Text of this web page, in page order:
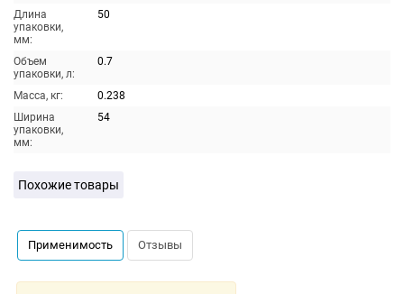
Длина
упаковки,
мм:
50
Объем
упаковки, л:
0.7
Масса, кг:
0.238
Ширина
упаковки,
мм:
54
Похожие товары
Применимость Отзывы